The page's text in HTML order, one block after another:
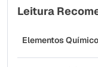
Leitura
Elementos